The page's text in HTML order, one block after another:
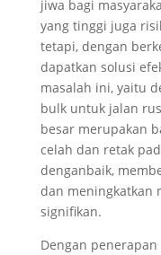
jiwa bagi
yang tinggi juga
tetapi, dengan
dapatkan solusi
masalah ini, yaitu
bulk untuk jalan
besar merupakan
celah dan retak
denganbaik,
dan meningkatkan
signifikan.
Dengan